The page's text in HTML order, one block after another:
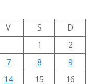
V S
D
1
2
7 8
9
14 15 16